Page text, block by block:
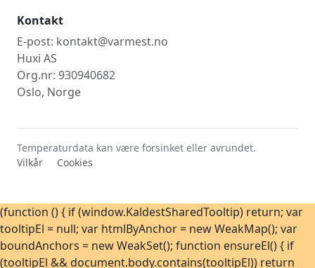
Kontakt
E-post: kontakt@varmest.no
Huxi AS
Org.nr: 930940682
Oslo, Norge
Temperaturdata kan være forsinket eller avrundet.
Vilkår
Cookies
(function () { if (window.KaldestSharedTooltip) return; var
tooltipEl = null; var htmlByAnchor = new WeakMap(); var
boundAnchors = new WeakSet(); function ensureEl() { if
(tooltipEl && document.body.contains(tooltipEl)) return